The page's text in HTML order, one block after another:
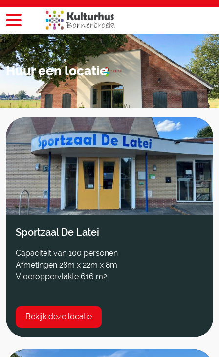
Huur een locatie
Sportzaal De Latei
Capaciteit van 100 personen
Afmetingen 28m x 22m x 8m
Vloeroppervlakte 616 m2
Bekijk deze locatie